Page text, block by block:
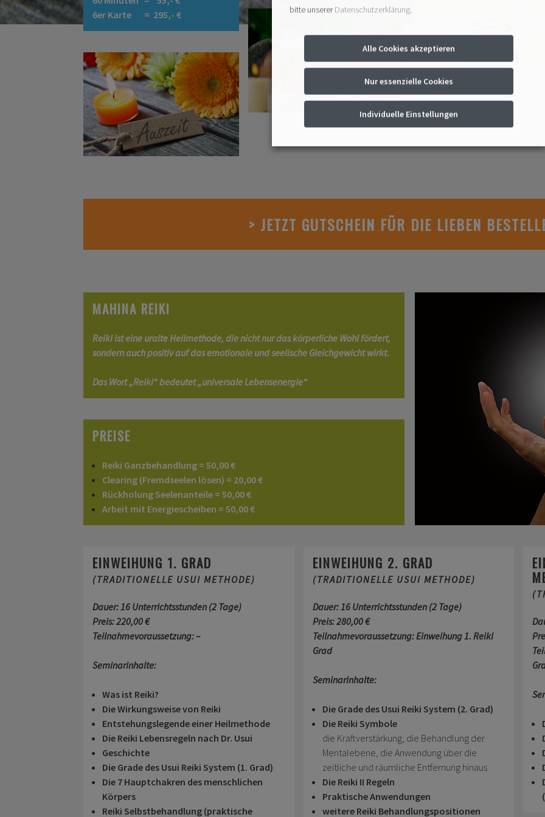
6er Karte = 295,- €
> JETZT GUTSCHEIN FÜR DIE LIEBEN
MAHINA REIKI
Reiki ist eine uralte Heilmethode, die nicht nur das körperliche Wohl fördert,
sondern auch positiv auf das emotionale und seelische Gleichgewicht wirkt.
Das Wort „Reiki“ bedeutet „universale Lebensenergie“
PREISE
Reiki Ganzbehandlung = 50,00 €
Clearing (Fremdseelen lösen) = 20,00 €
Rückholung Seelenanteile = 50,00 €
Arbeit mit Energiescheiben = 50,00 €
EINWEIHUNG 1. GRAD
(TRADITIONELLE USUI METHODE)
Dauer:16 Unterrichtsstunden (2 Tage)
Preis:220,00 €
Teilnahmevoraussetzung: –
Seminarinhalte:
Was ist Reiki?
Die Wirkungsweise von Reiki
Entstehungslegende einer Heilmethode
Die Reiki Lebensregeln nach Dr. Usui
Geschichte
Die Grade des Usui Reiki System (1. Grad)
Die 7 Hauptchakren des menschlichen
Körpers
Reiki Selbstbehandlung (praktische
EINWEIHUNG 2. GRAD
(TRADITIONELLE USUI METHODE)
Dauer:16 Unterrichtsstunden (2 Tage)
Preis:280,00 €
Teilnahmevoraussetzung: Einweihung 1. Reiki
Grad
Seminarinhalte:
Die Grade des Usui Reiki System (2. Grad)
Die Reiki Symbole
die Kraftverstärkung, die Behandlung der
Mentalebene, die Anwendung über die
zeitliche und räumliche Entfernung hinaus
Die Reiki II Regeln
Praktische Anwendungen
weitere Reiki Behandlungspositionen
bitte unsererDatenschutzerklärung.
Alle Cookies akzeptieren
Nur essenzielle Cookies
Individuelle Einstellungen